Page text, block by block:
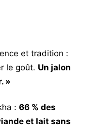
et tradition :
le goût. Un jalon
»
: 66 % des
et lait sans